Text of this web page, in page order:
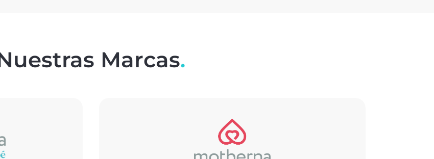
Marcas.